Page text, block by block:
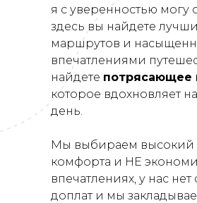
я с уверенностью могу
здесь вы найдете
маршрутов и
впечатлениями
найдете потрясающее
которое вдохновляет
день.
Мы выбираем высокий
комфорта и НЕ
впечатлениях, у нас
доплат и мы